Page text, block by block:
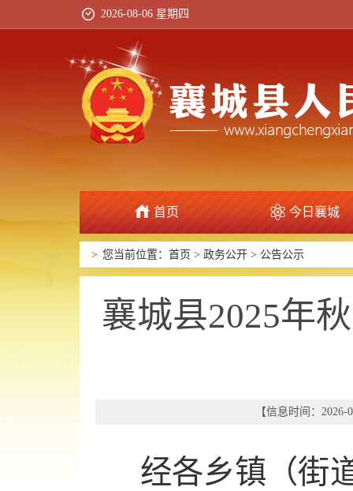
2026-08-06 星期四
首页 今日襄城
政府信息公开
> 您当前位置： 首页 > 政务公开 > 公告公示
襄城县2025年
【信息时间：
经各乡镇（街